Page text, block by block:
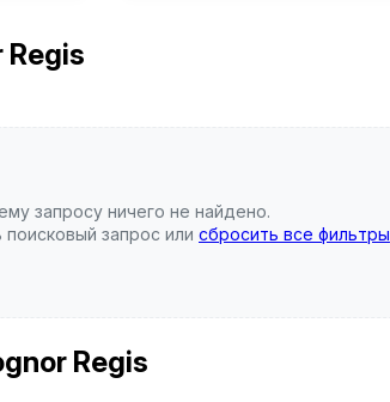
Regis
запросу ничего не найдено.
запрос или сбросить все фильтры
Regis